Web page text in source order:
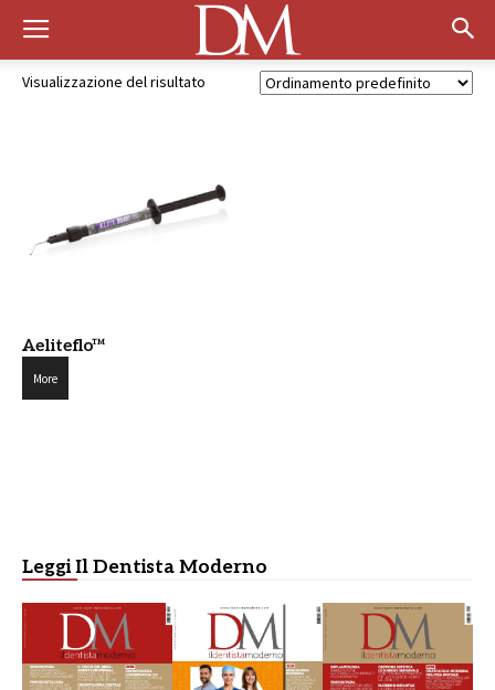
Visualizzazione del risultato
Aeliteflo™
More
Leggi Il Dentista Moderno